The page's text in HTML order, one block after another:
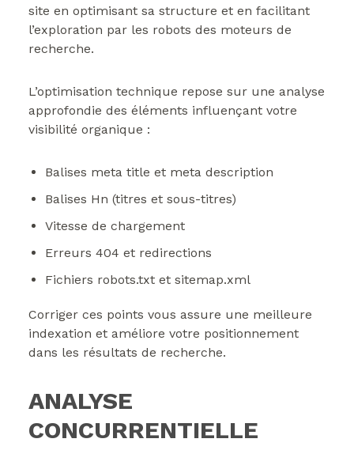
site en optimisant sa structure et en facilitant
l’exploration par les robots des moteurs de
recherche.
L’optimisation technique repose sur une analyse
approfondie des éléments influençant votre
visibilité organique :
Balises meta title et meta description
Balises Hn (titres et sous-titres)
Vitesse de chargement
Erreurs 404 et redirections
Fichiers robots.txt et sitemap.xml
Corriger ces points vous assure une meilleure
indexation et améliore votre positionnement
dans les résultats de recherche.
ANALYSE
CONCURRENTIELLE